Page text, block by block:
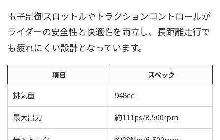
電子制御スロットルやトラクションコントロールが
ライダーの安全性と快適性を両立し、長距離走行で
も疲れにくい設計となっています。
項目
スペック
排気量
948cc
最大出力 約111ps/8,500rpm